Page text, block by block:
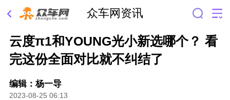
众车网资讯
云度π1和YOUNG光小新选哪个？ 看
完这份全面对比就不纠结了
编辑：杨一导
2023-08-25 06:13